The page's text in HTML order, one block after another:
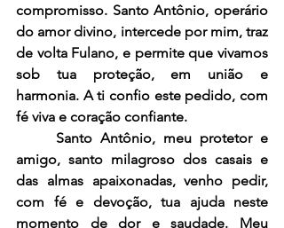
compromisso. Santo Antônio, operário
do amor divino, intercede por mim, traz
de volta Fulano, e permite que vivamos
sob tua proteção, em união e
harmonia. A ti confio este pedido, com
fé viva e coração confiante.
amigo, santo milagroso dos casais e
das almas apaixonadas, venho pedir,
com fé e devoção, tua ajuda neste
momento de dor e saudade. Meu